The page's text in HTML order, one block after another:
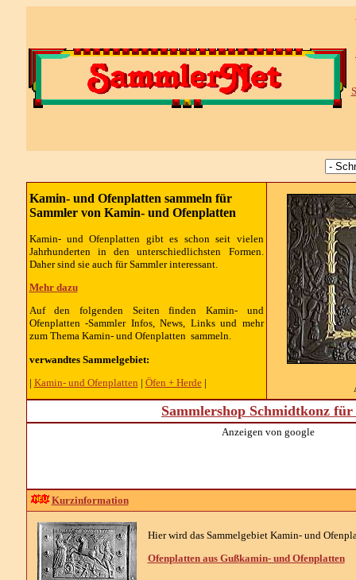
Kamin- und Ofenplatten sammeln für
Sammler von Kamin- und Ofenplatten
Kamin- und Ofenplatten gibt es schon seit vielen
Jahrhunderten in den unterschiedlichsten Formen.
Daher sind sie auch für Sammler interessant.
Mehr dazu
Auf den folgenden Seiten finden Kamin- und
Ofenplatten -Sammler Infos, News, Links und mehr
zum Thema Kamin- und Ofenplatten sammeln.
verwandtes Sammelgebiet:
| Kamin- und Ofenplatten | Öfen + Herde|
Sammlershop Schmidtkonz
Anzeigen von google
Kurzinformation
Hier wird das Sammelgebiet Kamin- und
Ofenplatten aus Gußkamin- und Ofenplatten